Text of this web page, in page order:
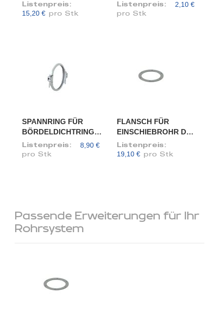
Listenpreis:
15,20 € pro Stk
Listenpreis: 2,10 €
pro Stk
SPANNRING FÜR
BÖRDELDICHTRING,
DN 100
Listenpreis: 8,90 €
pro Stk
FLANSCH FÜR
EINSCHIEBROHR DN
100/98
Listenpreis:
19,10 € pro Stk
Passende Erweiterungen für Ihr
Rohrsystem